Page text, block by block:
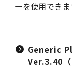
ーを使用できま
Generic
Ver.3.40（